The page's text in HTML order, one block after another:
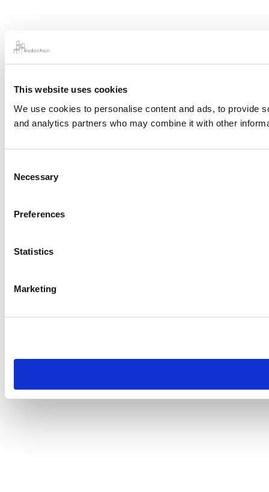
This website uses cookies
We use cookies to personalise content and ads, to provide
and analytics partners who may combine it with other
Selection
Necessary
Preferences
Statistics
Marketing